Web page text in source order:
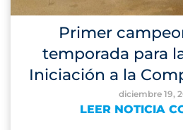
Primer
temporada para
Iniciación a la
diciembre 19,
LEER NOTICIA